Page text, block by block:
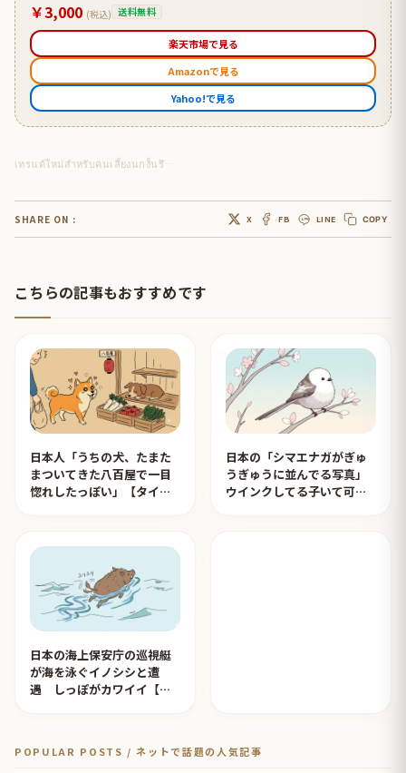
￥3,000 (税込) 送料無料
楽天市場で見る
Amazonで見る
Yahoo!で見る
เทรนด์ใหม่สำหรับคนเลี้ยงนกงั้นรึ…
SHARE ON : X FB LINE COPY
こちらの記事もおすすめです
日本人「うちの犬、たまた
まついてきた八百屋で一目
惚れしたっぽい」【タイ人
日本の「シマエナガがぎゅ
うぎゅうに並んでる写真」
ウインクしてる子いて可愛
日本の海上保安庁の巡視艇
が海を泳ぐイノシシと遭
遇 しっぽがカワイイ【タ
POPULAR POSTS / ネットで話題の人気記事